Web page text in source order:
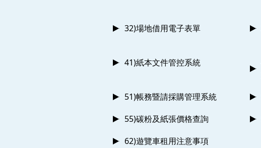
32)場地借用電子表單
41)紙本文件管控系統
51)帳務暨請採購管理系統
55)碳粉及紙張價格查詢
62)遊覽車租用注意事項